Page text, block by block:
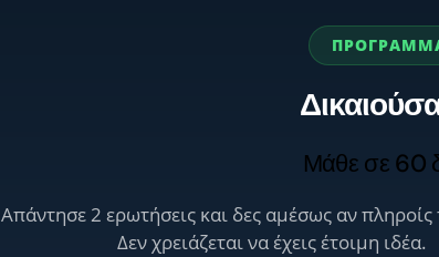
Μάθε σε 60
Απάντησε 2 ερωτήσεις και δες αμέσως αν πληροίς
Δεν χρειάζεται να έχεις έτοιμη ιδέα.